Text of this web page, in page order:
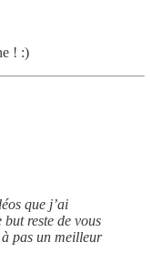
! :)
que j’ai
but reste de vous
pas un meilleur